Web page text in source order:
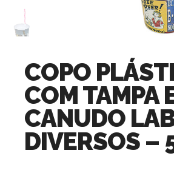
COPO
COM TAMPA
CANUDO
DIVERSOS –